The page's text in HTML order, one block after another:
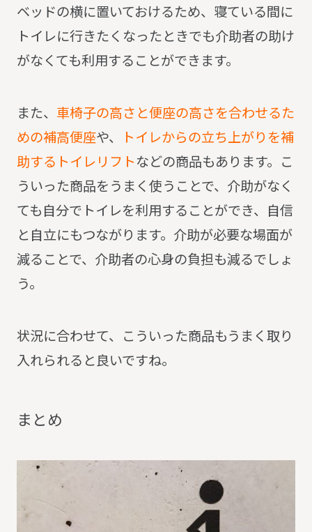
ベッドの横に置いておけるため、寝ている間に
トイレに行きたくなったときでも介助者の助け
がなくても利用することができます。
また、 車椅子の高さと便座の高さを合わせるた
めの補高便座や、
トイレからの立ち上がりを補
助するトイレリフトなどの商品もあります。 こ
ういった商品をうまく使うことで、介助がなく
ても自分でトイレを利用することができ、自信
と自立にもつながります。 介助が必要な場面が
減ることで、介助者の心身の負担も減るでしょ
う。
状況に合わせて、こういった商品もうまく取り
入れられると良いですね。
ま とめ